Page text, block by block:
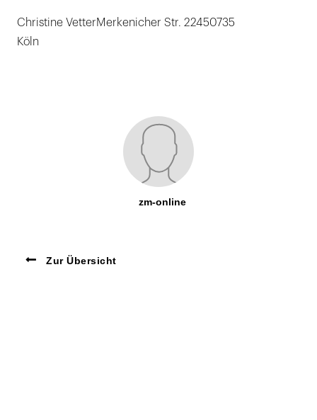
Christine VetterMerkenicher Str. 22450735
Köln
zm-online
Zur Übersicht